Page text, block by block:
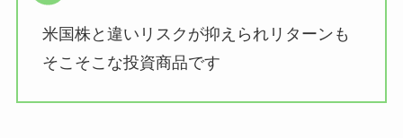
米国株と違いリスクが抑えられリターンも
そこそこな投資商品です